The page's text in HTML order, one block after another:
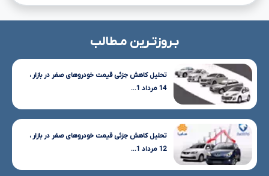
بـروزتـرین مـطالب
تحلیل کاهش جزئی قیمت خودروهای صفر در بازار ،
14 مرداد 1...
تحلیل کاهش جزئی قیمت خودروهای صفر در بازار ،
12 مرداد 1...